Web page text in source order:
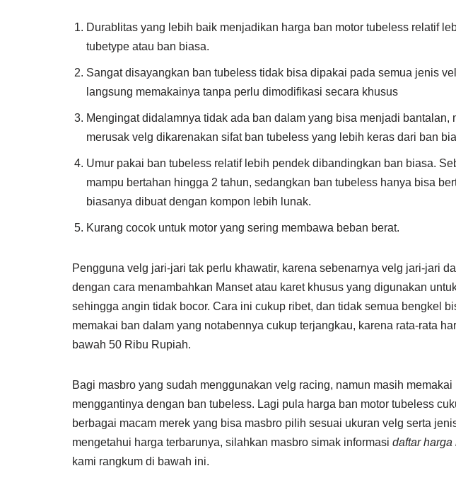
Durablitas yang lebih baik menjadikan harga ban motor tubeless relatif
tubetype atau ban biasa.
Sangat disayangkan ban tubeless tidak bisa dipakai pada semua jenis
langsung memakainya tanpa perlu dimodifikasi secara khusus
Mengingat didalamnya tidak ada ban dalam yang bisa menjadi bantalan,
merusak velg dikarenakan sifat ban tubeless yang lebih keras dari ban
Umur pakai ban tubeless relatif lebih pendek dibandingkan ban biasa.
mampu bertahan hingga 2 tahun, sedangkan ban tubeless hanya bisa
biasanya dibuat dengan kompon lebih lunak.
Kurang cocok untuk motor yang sering membawa beban berat.
Pengguna velg jari-jari tak perlu khawatir, karena sebenarnya velg jari-jari
dengan cara menambahkan Manset atau karet khusus yang digunakan
sehingga angin tidak bocor. Cara ini cukup ribet, dan tidak semua bengkel
memakai ban dalam yang notabennya cukup terjangkau, karena rata-rata
bawah 50 Ribu Rupiah.
Bagi masbro yang sudah menggunakan velg racing, namun masih
menggantinya dengan ban tubeless. Lagi pula harga ban motor tubeless
berbagai macam merek yang bisa masbro pilih sesuai ukuran velg serta
mengetahui harga terbarunya, silahkan masbro simak informasi daftar harga
kami rangkum di bawah ini.